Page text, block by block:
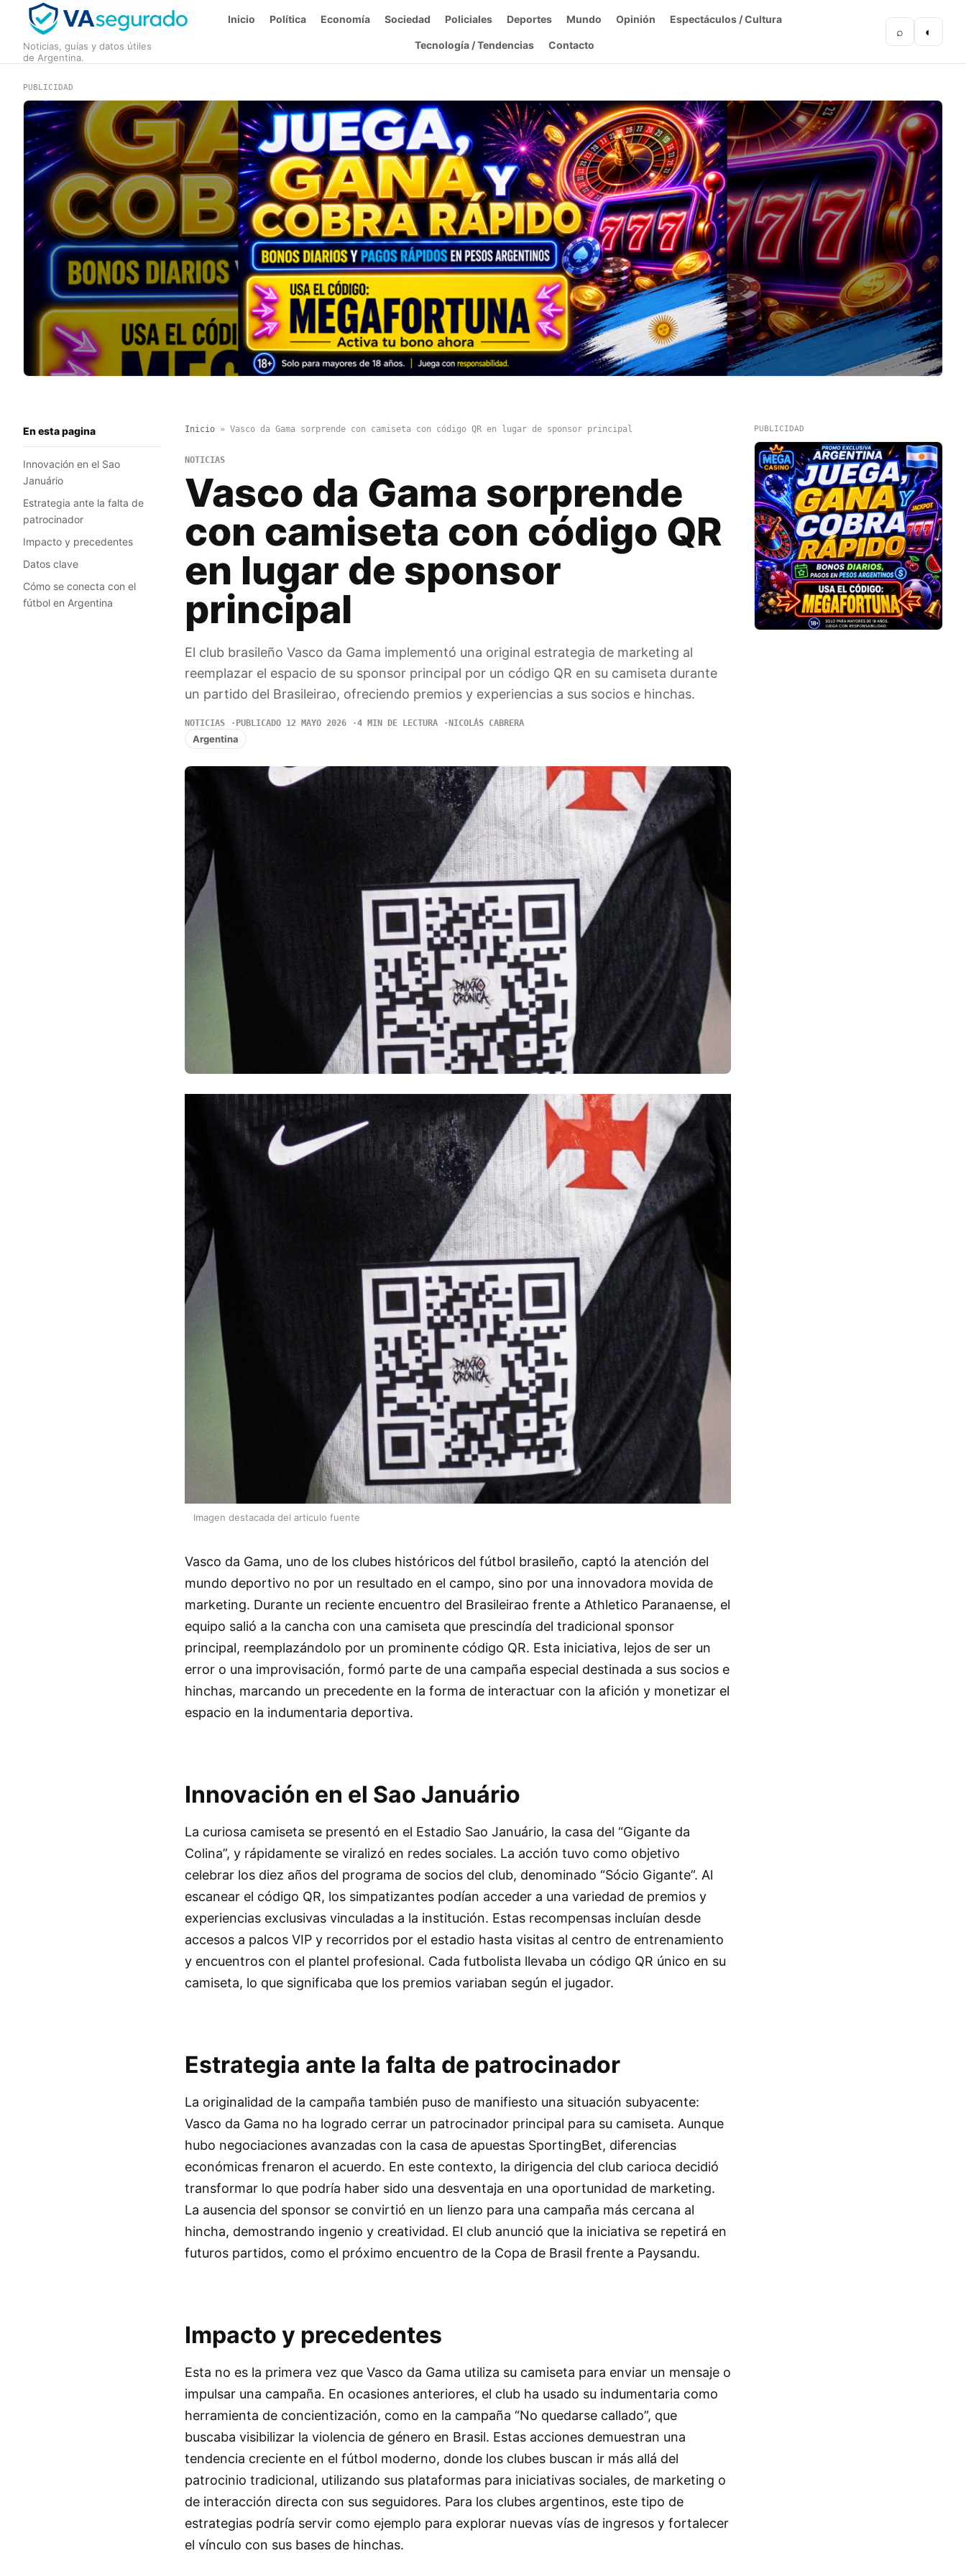
Noticias, guías y datos útiles
de Argentina.
Inicio Política Economía Sociedad Policiales Deportes Mundo Opinión Espectáculos / Cultura
Tecnología / Tendencias Contacto
⌕ ◐
PUBLICIDAD
En esta pagina
Innovación en el Sao
Januário
Estrategia ante la falta de
patrocinador
Impacto y precedentes
Datos clave
Cómo se conecta con el
fútbol en Argentina
Inicio» Vasco da Gama sorprende con camiseta con código QR en lugar de sponsor principal
NOTICIAS
Vasco da Gama sorprende
con camiseta con código QR
en lugar de sponsor
principal
El club brasileño Vasco da Gama implementó una original estrategia de marketing al
reemplazar el espacio de su sponsor principal por un código QR en su camiseta durante
un partido del Brasileirao, ofreciendo premios y experiencias a sus socios e hinchas.
NOTICIAS PUBLICADO 12 MAYO 2026 4 MIN DE LECTURA NICOLÁS CABRERA
Argentina
Imagen destacada del articulo fuente
Vasco da Gama, uno de los clubes históricos del fútbol brasileño, captó la atención del
mundo deportivo no por un resultado en el campo, sino por una innovadora movida de
marketing. Durante un reciente encuentro del Brasileirao frente a Athletico Paranaense, el
equipo salió a la cancha con una camiseta que prescindía del tradicional sponsor
principal, reemplazándolo por un prominente código QR. Esta iniciativa, lejos de ser un
error o una improvisación, formó parte de una campaña especial destinada a sus socios e
hinchas, marcando un precedente en la forma de interactuar con la afición y monetizar el
espacio en la indumentaria deportiva.
Innovación en el Sao Januário
La curiosa camiseta se presentó en el Estadio Sao Januário, la casa del “Gigante da
Colina”, y rápidamente se viralizó en redes sociales. La acción tuvo como objetivo
celebrar los diez años del programa de socios del club, denominado “Sócio Gigante”. Al
escanear el código QR, los simpatizantes podían acceder a una variedad de premios y
experiencias exclusivas vinculadas a la institución. Estas recompensas incluían desde
accesos a palcos VIP y recorridos por el estadio hasta visitas al centro de entrenamiento
y encuentros con el plantel profesional. Cada futbolista llevaba un código QR único en su
camiseta, lo que significaba que los premios variaban según el jugador.
Estrategia ante la falta de patrocinador
La originalidad de la campaña también puso de manifiesto una situación subyacente:
Vasco da Gama no ha logrado cerrar un patrocinador principal para su camiseta. Aunque
hubo negociaciones avanzadas con la casa de apuestas SportingBet, diferencias
económicas frenaron el acuerdo. En este contexto, la dirigencia del club carioca decidió
transformar lo que podría haber sido una desventaja en una oportunidad de marketing.
La ausencia del sponsor se convirtió en un lienzo para una campaña más cercana al
hincha, demostrando ingenio y creatividad. El club anunció que la iniciativa se repetirá en
futuros partidos, como el próximo encuentro de la Copa de Brasil frente a Paysandu.
Impacto y precedentes
Esta no es la primera vez que Vasco da Gama utiliza su camiseta para enviar un mensaje o
impulsar una campaña. En ocasiones anteriores, el club ha usado su indumentaria como
herramienta de concientización, como en la campaña “No quedarse callado”, que
buscaba visibilizar la violencia de género en Brasil. Estas acciones demuestran una
tendencia creciente en el fútbol moderno, donde los clubes buscan ir más allá del
patrocinio tradicional, utilizando sus plataformas para iniciativas sociales, de marketing o
de interacción directa con sus seguidores. Para los clubes argentinos, este tipo de
estrategias podría servir como ejemplo para explorar nuevas vías de ingresos y fortalecer
el vínculo con sus bases de hinchas.
PUBLICIDAD